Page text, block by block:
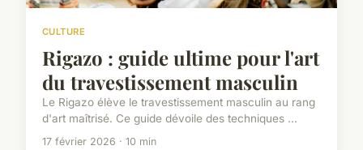
CULTURE
Rigazo : guide ultime pour l'art
du travestissement masculin
Le Rigazo élève le travestissement masculin au rang
d'art maîtrisé. Ce guide dévoile des techniques ...
17 février 2026 · 10 min